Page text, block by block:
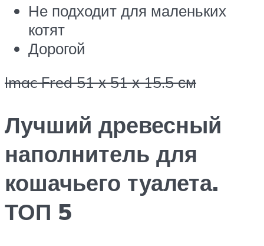
Не подходит для маленьких
котят
Дорогой
Imac Fred 51 х 51 х 15.5 см
Лучший древесный
наполнитель для
кошачьего туалета.
ТОП 5